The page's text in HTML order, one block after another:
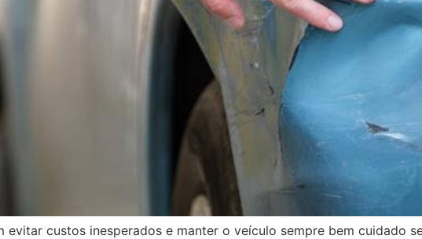
evitar custos inesperados e manter o veículo sempre bem cuidado